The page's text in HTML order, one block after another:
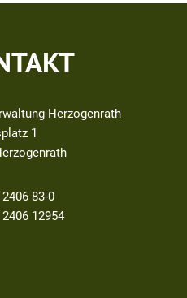
Herzogenrath
1
83-0
12954